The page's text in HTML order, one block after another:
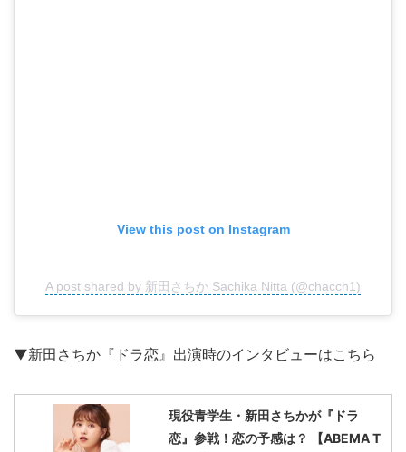
View this post on Instagram
A post shared by 新田さちか Sachika Nitta (@chacch1)
▼新田さちか『ドラ恋』出演時のインタビューはこちら
現役青学生・新田さちかが『ドラ
恋』参戦！恋の予感は？ 【ABEMA T